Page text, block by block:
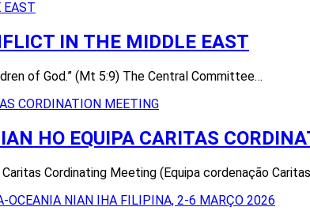
IN THE MIDDLE EAST
of God.” (Mt 5:9) The Central Committee…
HO EQUIPA CARITAS
Cordinating Meeting (Equipa cordenação